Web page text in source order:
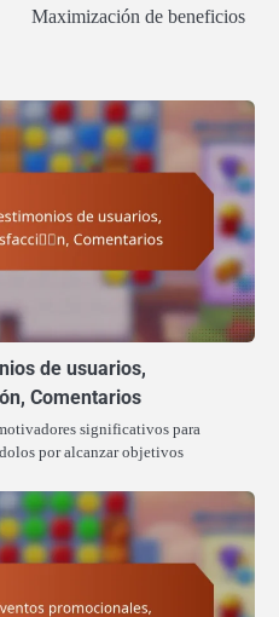
Maximización de beneficios
de usuarios,
Comentarios
significativos para
por alcanzar objetivos